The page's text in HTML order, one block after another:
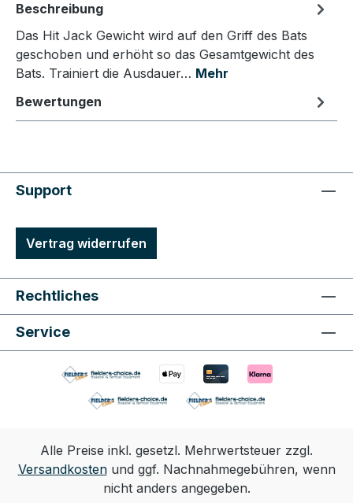
Beschreibung
Das Hit Jack Gewicht wird auf den Griff des Bats
geschoben und erhöht so das Gesamtgewicht des
Bats. Trainiert die Ausdauer… Mehr
Bewertungen
Support
Vertrag widerrufen
Rechtliches
Service
Alle Preise inkl. gesetzl. Mehrwertsteuer zzgl.
Versandkostenund ggf. Nachnahmegebühren, wenn
nicht anders angegeben.